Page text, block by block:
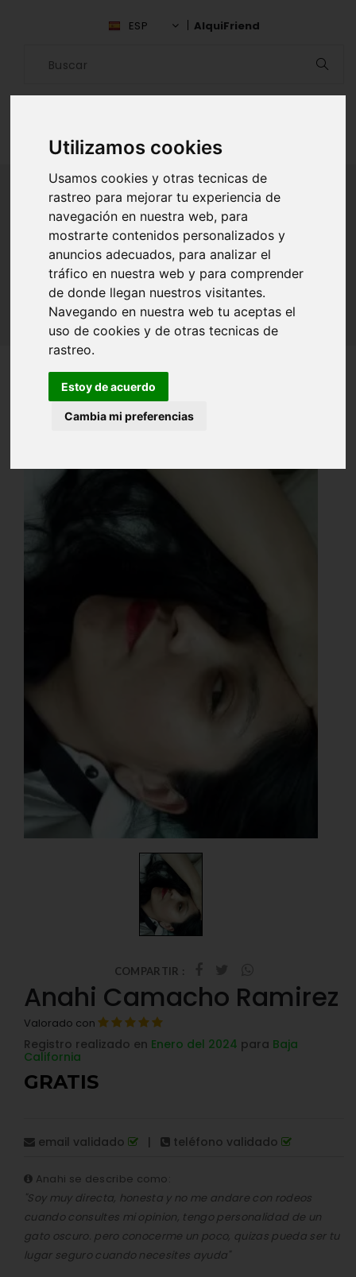
Utilizamos cookies
Usamos cookies y otras tecnicas de
rastreo para mejorar tu experiencia de
navegación en nuestra web, para
mostrarte contenidos personalizados y
anuncios adecuados, para analizar el
tráfico en nuestra web y para comprender
de donde llegan nuestros visitantes.
Navegando en nuestra web tu aceptas el
uso de cookies y de otras tecnicas de
rastreo.
Estoy de acuerdo
Cambia mi preferencias
ESP AlquiFriend
ALQUILAR AMIGO
Inicio Amigos
Baja California
Anahi Camacho Ramirez
COMPARTIR :
Anahi Camacho Ramirez
Valorado con
Registro realizado en Enero del 2024 para Baja
California
GRATIS
email validado | teléfono validado
Anahi se describe como:
"Soy muy directa, honesta y no me andare con rodeos
cuando consultes mi opinion, tengo personalidad de un
gato oscuro. pero conocerme un poco, quizas pueda ser tu
lugar seguro cuando necesites ayuda"